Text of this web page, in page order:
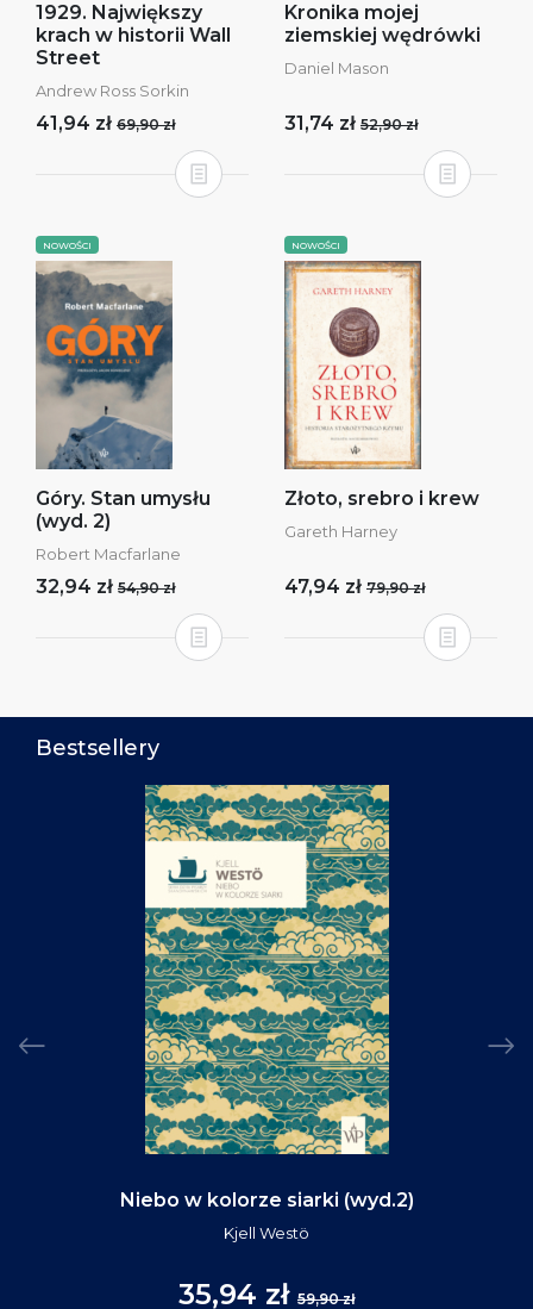
1929. Największy
krach w historii Wall
Street
Andrew Ross Sorkin
41,94 zł 69,90 zł
Kronika mojej
ziemskiej wędrówki
Daniel Mason
31,74 zł 52,90 zł
NOWOŚCI
Góry. Stan umysłu
(wyd. 2)
Robert Macfarlane
32,94 zł 54,90 zł
NOWOŚCI
Złoto, srebro i krew
Gareth Harney
47,94 zł 79,90 zł
Bestsellery
Niebo w kolorze siarki (wyd.2)
Kjell Westö
35,94 zł 59,90 zł